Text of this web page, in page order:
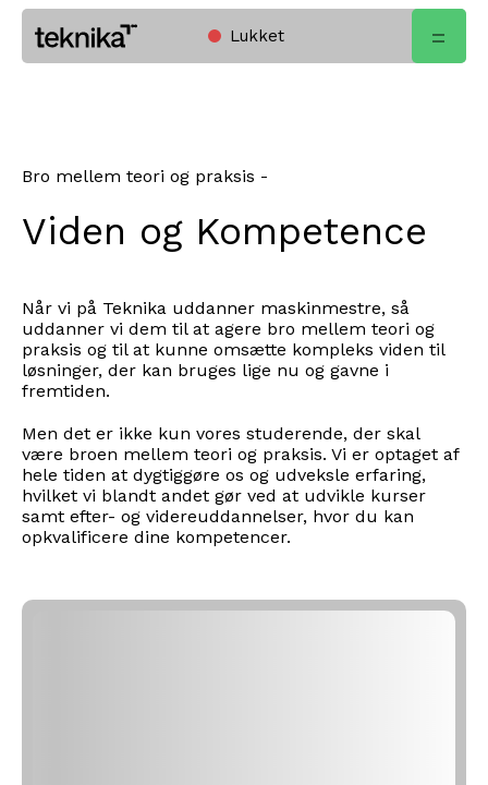
Home Lukket
Open
Bro mellem teori og praksis -
Viden og Kompetence
Når vi på Teknika uddanner maskinmestre, så
uddanner vi dem til at agere bro mellem teori og
praksis og til at kunne omsætte kompleks viden til
løsninger, der kan bruges lige nu og gavne i
fremtiden.
Men det er ikke kun vores studerende, der skal
være broen mellem teori og praksis. Vi er optaget af
hele tiden at dygtiggøre os og udveksle erfaring,
hvilket vi blandt andet gør ved at udvikle kurser
samt efter- og videreuddannelser, hvor du kan
opkvalificere dine kompetencer.